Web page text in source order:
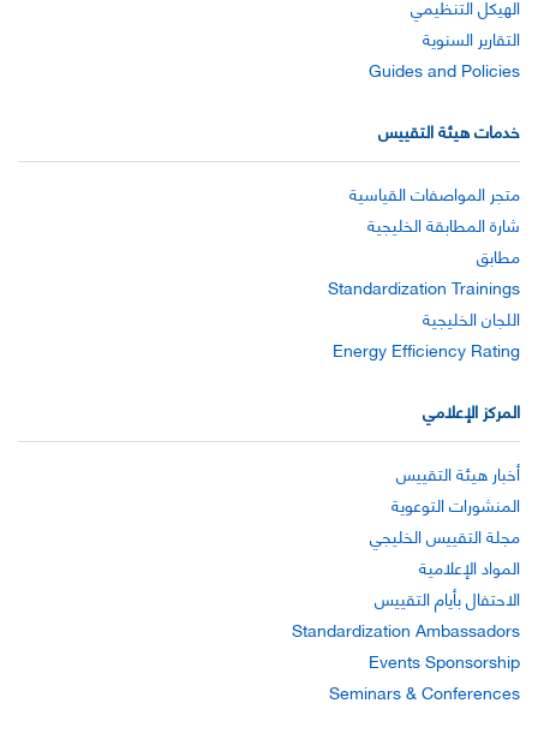
الهيكل التنظيمي
التقارير السنوية
Guides and Policies
خدمات هيئة التقييس
متجر المواصفات القياسية
شارة المطابقة الخليجية
مطابق
Standardization Trainings
اللجان الخليجية
Energy Efficiency Rating
المركز الإعلامي
أخبار هيئة التقييس
المنشورات التوعوية
مجلة التقييس الخليجي
المواد الإعلامية
الاحتفال بأيام التقييس
Standardization Ambassadors
Events Sponsorship
Seminars & Conferences